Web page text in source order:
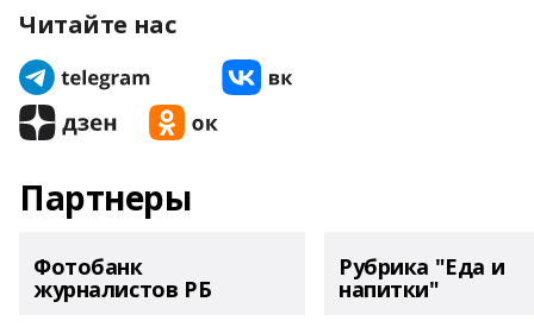
Читайте нас
Партнеры
Фотобанк
журналистов РБ
Рубрика "Еда и
напитки"